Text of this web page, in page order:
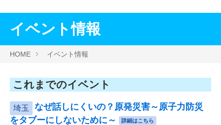
イベント情報
HOME イベント情報
これまでのイベント
埼玉
なぜ話しにくいの？原発災害～原子力防災
をタブーにしないために～
詳細はこちら